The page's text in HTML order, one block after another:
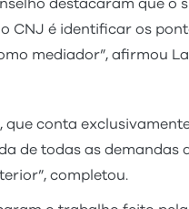
destacaram que
CNJ é identificar os
mediador”, afirmou
conta
de todas as
completou.